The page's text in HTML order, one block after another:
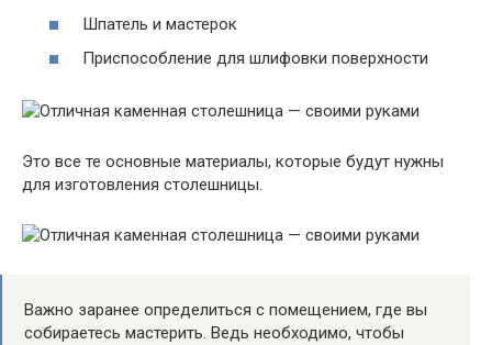
Шпатель и мастерок
Приспособление для шлифовки поверхности
Это все те основные материалы, которые будут нужны
для изготовления столешницы.
Важно заранее определиться с помещением, где вы
собираетесь мастерить. Ведь необходимо, чтобы